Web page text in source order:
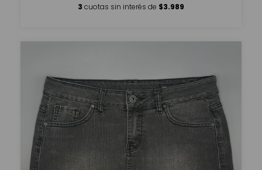
3 cuotas sin interés de $3.989